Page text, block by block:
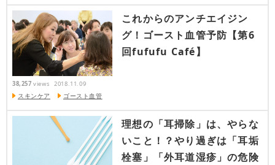
これからのアンチエイジン
グ！ゴースト血管予防【第6
回fufufu Café】
38,257 views 2018.11.09
スキンケア ゴースト血管
理想の「耳掃除」は、やらな
いこと！？やり過ぎは「耳垢
栓塞」「外耳道湿疹」の危険